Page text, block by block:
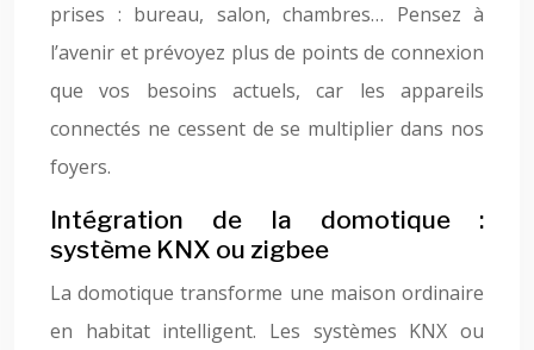
prises : bureau, salon, chambres… Pensez à
l’avenir et prévoyez plus de points de connexion
que vos besoins actuels, car les appareils
connectés ne cessent de se multiplier dans nos
foyers.
Intégration de la domotique :
système KNX ou zigbee
La domotique transforme une maison ordinaire
en habitat intelligent. Les systèmes KNX ou